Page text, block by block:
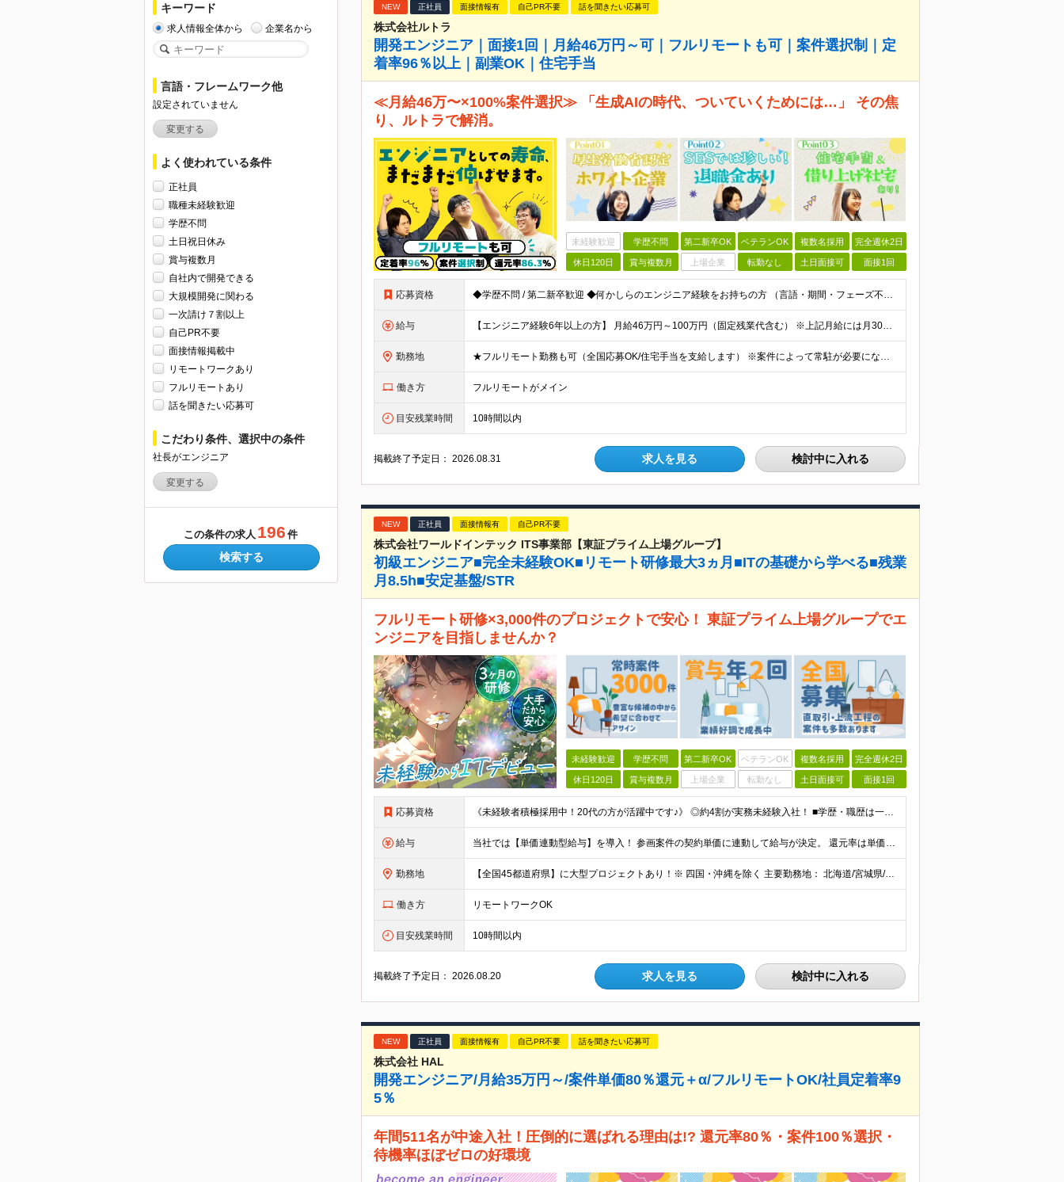
キーワード
求人情報全体から 企業名から
言語・フレームワーク他
設定されていません
変更する
よく使われている条件
正社員
職種未経験歓迎
学歴不問
土日祝日休み
賞与複数月
自社内で開発できる
大規模開発に関わる
一次請け７割以上
自己PR不要
面接情報掲載中
リモートワークあり
フルリモートあり
話を聞きたい応募可
こだわり条件、選択中の条件
社長がエンジニア
変更する
この条件の求人 196 件
検索する
NEW 正社員 面接情報有 自己PR不要 話を聞きたい応募可
株式会社ルトラ
開発エンジニア｜面接1回｜月給46万円～可｜フルリモートも可｜案件選択制｜定
着率96％以上｜副業OK｜住宅手当
≪月給46万〜×100%案件選択≫ 「生成AIの時代、ついていくためには…」 その焦
り、ルトラで解消。
未経験歓迎 学歴不問 第二新卒OK ベテランOK 複数名採用 完全週休2日
休日120日 賞与複数月 上場企業 転勤なし 土日面接可 面接1回
応募資格 ◆学歴不問 / 第二新卒歓迎 ◆何かしらのエンジニア経験をお持ちの方 （言語・期間・フェーズ不問） 経験浅めの方も遠慮なくご応募ください！ ■入社前Q＆A ────── ◎実力に見合った報酬が手に
給与 【エンジニア経験6年以上の方】 月給46万円～100万円（固定残業代含む） ※上記月給には月30時間分の固定残業代（月8万7,400円～月19万円）を含む。超過分は全額支給。 【エンジニア経験4年以
勤務地 ★フルリモート勤務も可（全国応募OK/住宅手当を支給します） ※案件によって常駐が必要になる場合があります。 ※希望がない限り、転勤はありません ※U・Iターン歓迎 ★ルトラの社員は全国各地で活躍中
働き方 フルリモートがメイン
目安残業時間 10時間以内
掲載終了予定日：2026.08.31 求人を見る 検討中に入れる
NEW 正社員 面接情報有 自己PR不要
株式会社ワールドインテック ITS事業部【東証プライム上場グループ】
初級エンジニア■完全未経験OK■リモート研修最大3ヵ月■ITの基礎から学べる■残業
月8.5h■安定基盤/STR
フルリモート研修×3,000件のプロジェクトで安心！ 東証プライム上場グループでエ
ンジニアを目指しませんか？
未経験歓迎 学歴不問 第二新卒OK ベテランOK 複数名採用 完全週休2日
休日120日 賞与複数月 上場企業 転勤なし 土日面接可 面接1回
応募資格 《未経験者積極採用中！20代の方が活躍中です♪》 ◎約4割が実務未経験入社！ ■学歴・職歴は一切問いません！ ■第二新卒の方もお気軽にご相談ください♪ ■入社してから数年は、転勤の可能性があります
給与 当社では【単価連動型給与】を導入！ 参画案件の契約単価に連動して給与が決定。 還元率は単価の【70％～80％】と東証プライム上場グループとして高水準です！（社会保険料・教育コスト含む） ■関東：月給
勤務地 【全国45都道府県】に大型プロジェクトあり！※ 四国・沖縄を除く 主要勤務地： 北海道/宮城県/栃木県/埼玉県/千葉県/東京都/神奈川県/愛知県/大阪府/京都府/兵庫県/広島県/福岡県/熊本県 ※勤
働き方 リモートワークOK
目安残業時間 10時間以内
掲載終了予定日：2026.08.20 求人を見る 検討中に入れる
NEW 正社員 面接情報有 自己PR不要 話を聞きたい応募可
株式会社 HAL
開発エンジニア/月給35万円～/案件単価80％還元＋α/フルリモートOK/社員定着率9
5％
年間511名が中途入社！圧倒的に選ばれる理由は!? 還元率80％・案件100％選択・
待機率ほぼゼロの好環境